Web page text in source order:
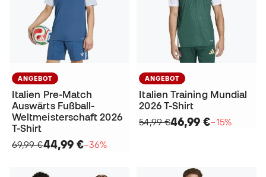
ANGEBOT
Italien Pre-Match
Auswärts Fußball-
Weltmeisterschaft 2026
T-Shirt
69,99 €44,99 €−36%
ANGEBOT
Italien Training Mundial
2026 T-Shirt
54,99 €46,99 €−15%